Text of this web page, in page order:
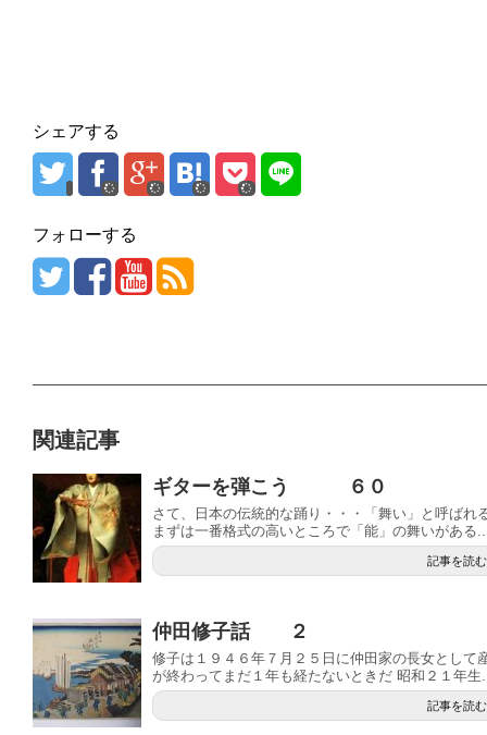
シェアする
フォローする
関連記事
ギターを弾こう ６０
さて、日本の伝統的な踊り・・・「舞い」と呼ばれ
まずは一番格式の高いところで「能」の舞いがある
記事を読む
仲田修子話 ２
修子は１９４６年７月２５日に仲田家の長女とし
が終わってまだ１年も経たないときだ 昭和２１年生
記事を読む